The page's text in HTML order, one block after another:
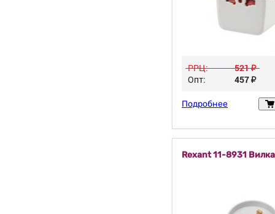
РРЦ: 521у
Опт: 457у
Подробнее
Rexant 11-8931